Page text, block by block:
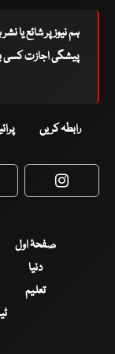
ہم نیوز پر شائع یا
پیشگی اجازت کسی
رابطہ کریں
صفحۂ اول
دنیا
تعلیم